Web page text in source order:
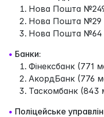
Нова Пошта №249
Нова Пошта №29
Нова Пошта №64
• Банки:
Фінексбанк (771
АкордБанк (776
Таскомбанк (843
• Поліцейське